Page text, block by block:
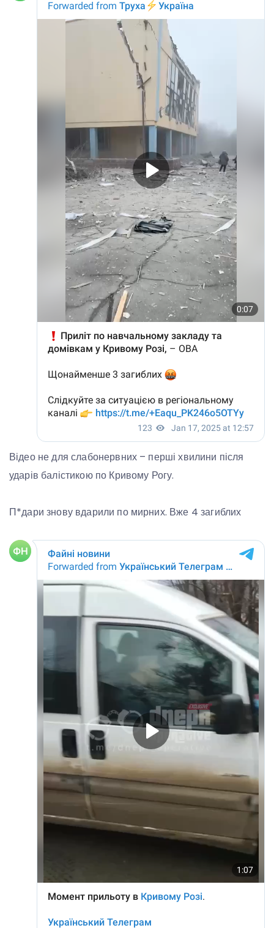
Відео не для слабонервних – перші хвилини після
ударів балістикою по Кривому Рогу.
П*дари знову вдарили по мирних. Вже 4 загиблих